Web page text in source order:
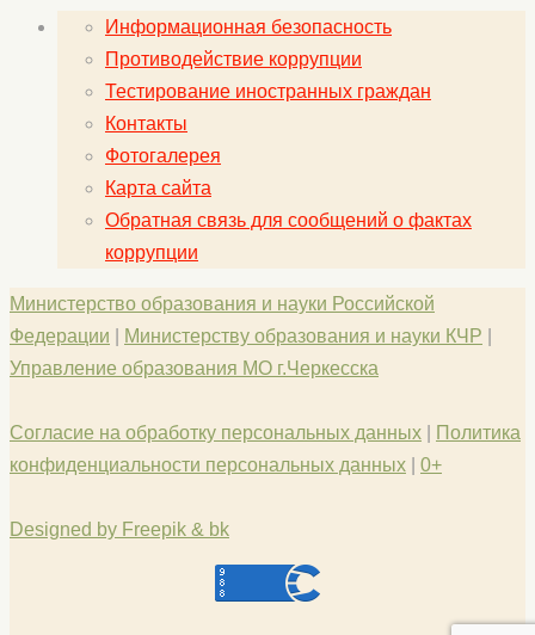
Информационная безопасность
Противодействие коррупции
Тестирование иностранных граждан
Контакты
Фотогалерея
Карта сайта
Обратная связь для сообщений о фактах
коррупции
Министерство образования и науки Российской
Федерации
Министерству образования и науки КЧР
Управление образования МО г.Черкесска
Согласие на обработку персональных данных
Политика
конфиденциальности персональных данных
0+
Designed by Freepik & bk